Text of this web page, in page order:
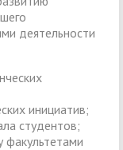
деятельности
инициатив;
студентов;
факультетами